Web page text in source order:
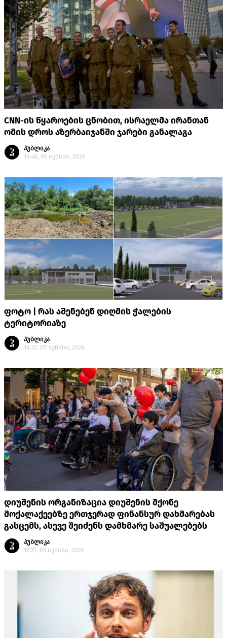
​CNN-ის წყაროების ცნობით, ისრაელმა ირანთან
ომის დროს აზერბაიჯანში ჯარები განალაგა
პუბლიკა
16:40, 05 ივნისი, 2026
ფოტო | რას აშენებენ დიღმის ჭალების
ტერიტორიაზე
პუბლიკა
16:32, 05 ივნისი, 2026
დიუშენის ორგანიზაცია დიუშენის მქონე
მოქალაქეებზე ერთჯერად ფინანსურ დახმარებას
გასცემს, ასევე შეიძენს დამხმარე საშუალებებს
პუბლიკა
16:21, 05 ივნისი, 2026